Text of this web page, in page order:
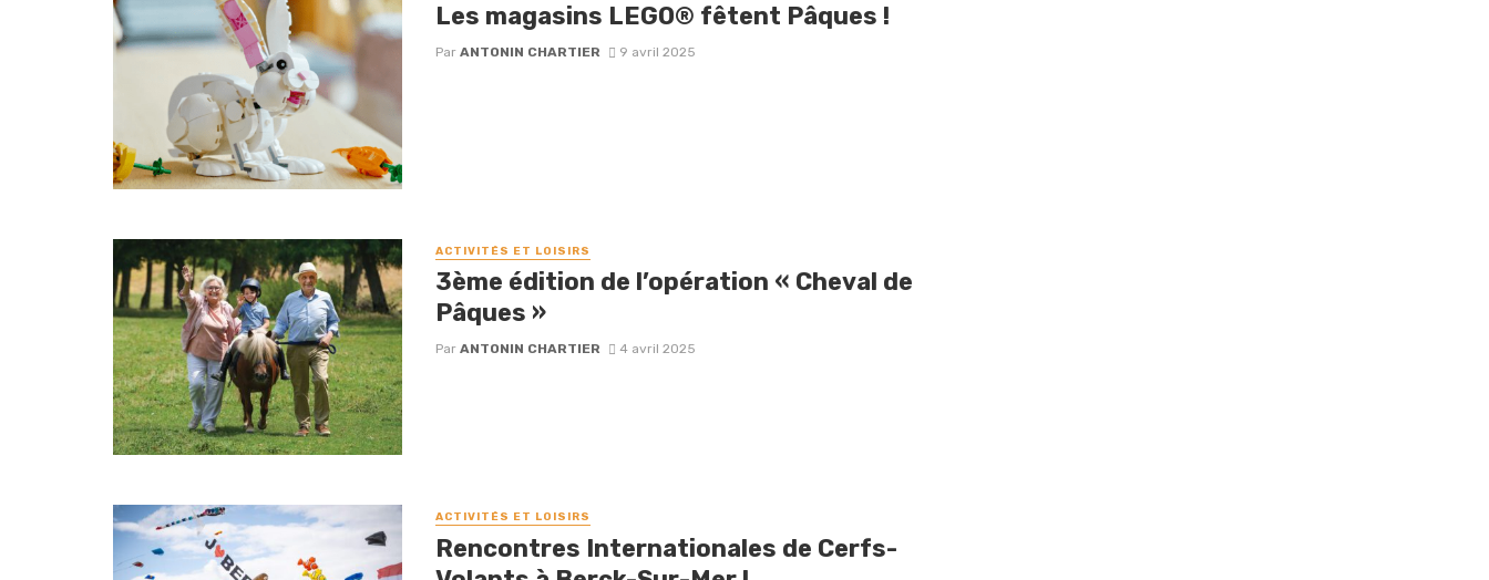
Les magasins LEGO® fêtent Pâques !
Par ANTONIN CHARTIER 9 avril 2025
ACTIVITÉS ET LOISIRS
3ème édition de l’opération « Cheval de
Pâques »
Par ANTONIN CHARTIER 4 avril 2025
ACTIVITÉS ET LOISIRS
Rencontres Internationales de Cerfs-